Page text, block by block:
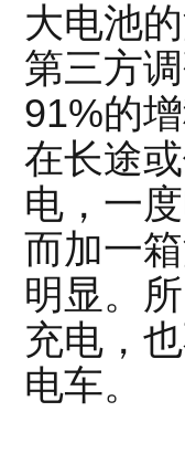
大电池
第三方
91%的
在长途
电，一
而加一
明显。
充电，
电车。